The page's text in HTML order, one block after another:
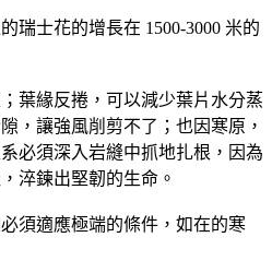
瑞士花的增長在 1500-3000 米的
葉緣反捲，可以減少葉片水分蒸
，讓強風削剪不了；也因寒原，
必須深入岩縫中抓地扎根，因為
淬鍊出堅韌的生命。
須適應極端的條件，如在的寒